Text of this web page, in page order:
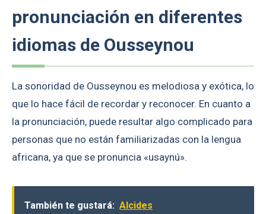
pronunciación en diferentes
idiomas de Ousseynou
La sonoridad de Ousseynou es melodiosa y exótica, lo
que lo hace fácil de recordar y reconocer. En cuanto a
la pronunciación, puede resultar algo complicado para
personas que no están familiarizadas con la lengua
africana, ya que se pronuncia «usaynú».
También te gustará: Alcides